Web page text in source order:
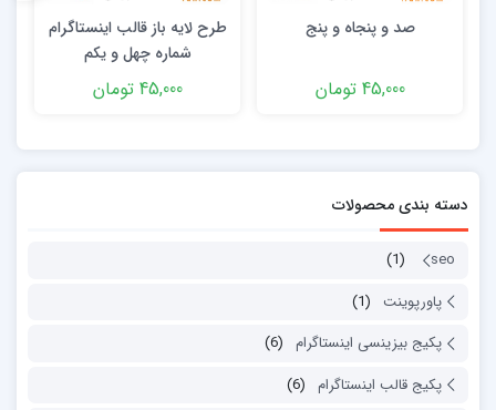
صد و پنجاه و پنج
45,000 تومان
طرح لایه باز قالب اینستاگرام
شماره چهل و یکم
45,000 تومان
دسته بندی محصولات
seo
(1)
پاورپوینت
(1)
پکیج بیزینسی اینستاگرام (6)
پکیج قالب اینستاگرام (6)